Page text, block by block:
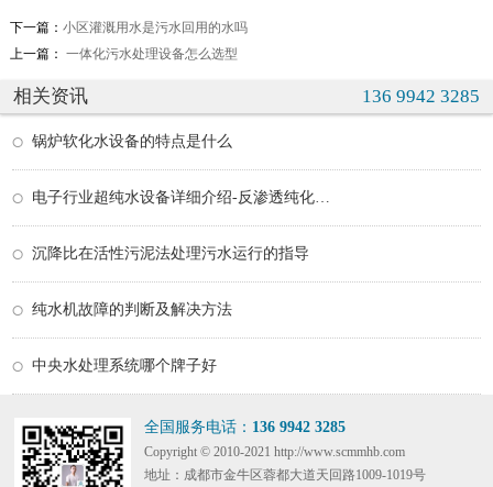
下一篇： 小区灌溉用水是污水回用的水吗
上一篇： 一体化污水处理设备怎么选型
相关资讯 136 9942 3285
锅炉软化水设备的特点是什么
沉降比在活性污泥法处理污水运行的指导
纯水机故障的判断及解决方法
中央水处理系统哪个牌子好
全国服务电话： 136 9942 3285
Copyright © 2010-2021 http://www.scmmhb.com
地址：成都市金牛区蓉都大道天回路1009-1019号